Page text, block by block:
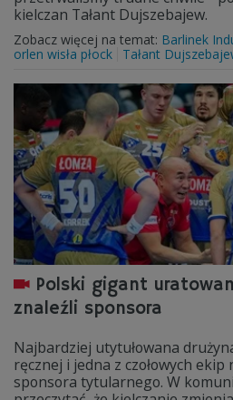
kielczan Tałant Dujszebajew.
Zobacz więcej na temat: Barlinek
orlen wisła płock
Tałant
Polski gigant
znaleźli sponsora
Najbardziej utytułowana
ręcznej i jedna z czołowych ekip
sponsora tytularnego. W